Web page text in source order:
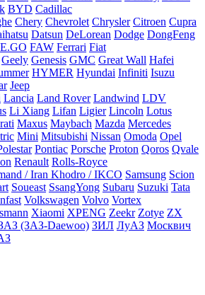
BYD Cadillac
Chery Chevrolet Chrysler Citroen Cupra
Datsun DeLorean Dodge DongFeng
E.GO FAW Ferrari Fiat
Geely Genesis GMC Great Wall Hafei
HYMER Hyundai Infiniti Isuzu
Jeep
Lancia Land Rover Landwind LDV
Li Xiang Lifan Ligier Lincoln Lotus
Maxus Maybach Mazda Mercedes
Mini Mitsubishi Nissan Omoda Opel
Pontiac Porsche Proton Qoros Qvale
Renault Rolls-Royce
/ Iran Khodro / IKCO Samsung Scion
Soueast SsangYong Subaru Suzuki Tata
Volkswagen Volvo Vortex
Xiaomi XPENG Zeekr Zotye ZX
(ЗАЗ-Daewoo) ЗИЛ ЛуАЗ Москвич